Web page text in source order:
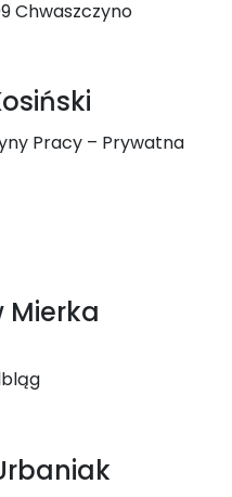
Chwaszczyno
Pracy – Prywatna
Mierka